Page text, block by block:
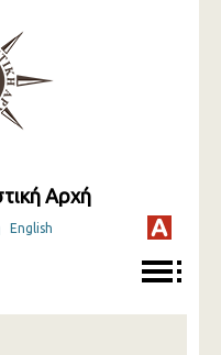
Αρχή
English